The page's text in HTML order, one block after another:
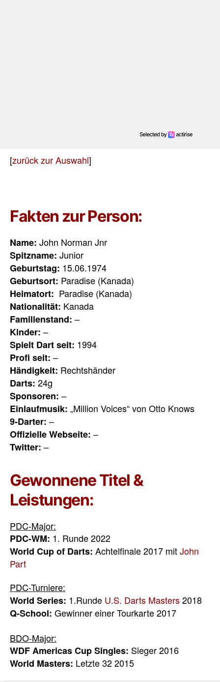
[zurück zur Auswahl]
Fakten zur Person:
Name: John Norman Jnr
Spitzname: Junior
Geburtstag: 15.06.1974
Geburtsort: Paradise (Kanada)
Heimatort: Paradise (Kanada)
Nationalität: Kanada
Familienstand: –
Kinder: –
Spielt Dart seit: 1994
Profi seit: –
Händigkeit: Rechtshänder
Darts: 24g
Sponsoren: –
Einlaufmusik: „Million Voices“ von Otto Knows
9-Darter: –
Offizielle Webseite: –
Twitter: –
Gewonnene Titel &
Leistungen:
PDC-Major:
PDC-WM: 1. Runde 2022
World Cup of Darts: Achtelfinale 2017 mitJohn
Part
PDC-Turniere:
World Series: 1.Runde U.S. Darts Masters2018
Q-School: Gewinner einer Tourkarte 2017
BDO-Major:
WDF Americas Cup Singles: Sieger 2016
World Masters: Letzte 32 2015